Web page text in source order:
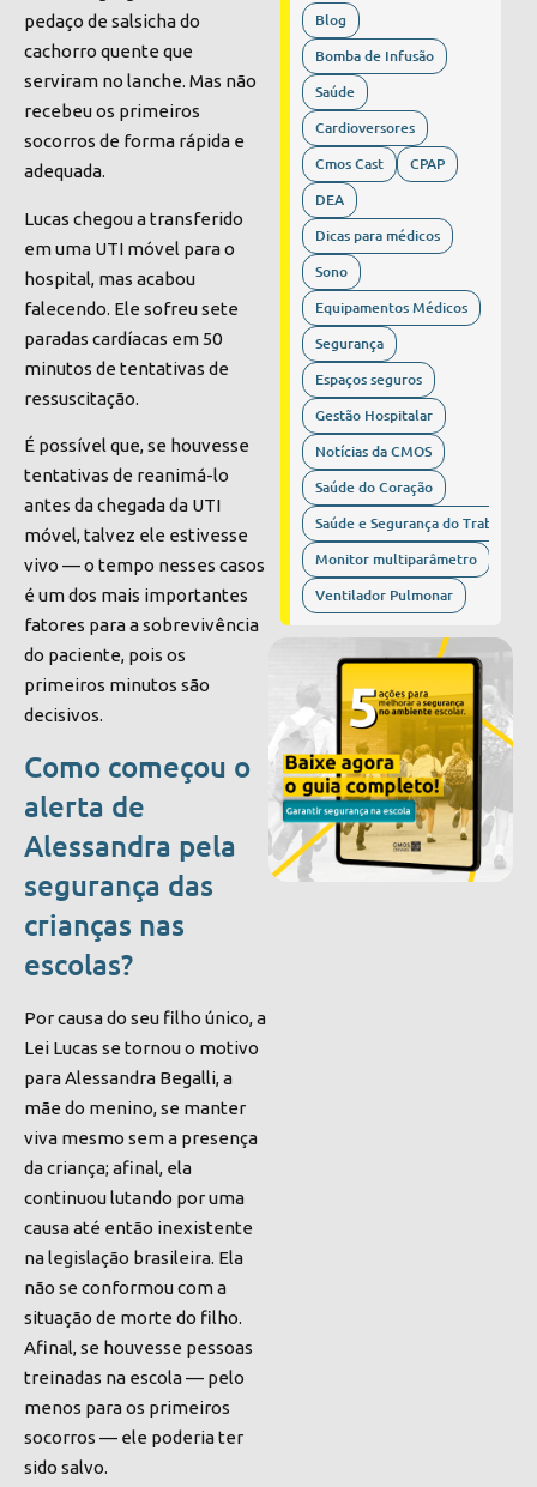
pedaço de salsicha do
cachorro quente que
serviram no lanche. Mas não
recebeu os primeiros
socorros de forma rápida e
adequada.
Lucas chegou a transferido
em uma UTI móvel para o
hospital, mas acabou
falecendo. Ele sofreu sete
paradas cardíacas em 50
minutos de tentativas de
ressuscitação.
É possível que, se houvesse
tentativas de reanimá-lo
antes da chegada da UTI
móvel, talvez ele estivesse
vivo — o tempo nesses casos
é um dos mais importantes
fatores para a sobrevivência
do paciente, pois os
primeiros minutos são
decisivos.
Como começou o
alerta de
Alessandra pela
segurança das
crianças nas
escolas?
Por causa do seu filho único, a
Lei Lucas se tornou o motivo
para Alessandra Begalli, a
mãe do menino, se manter
viva mesmo sem a presença
da criança; afinal, ela
continuoulutando por uma
causa até então inexistente
na legislação brasileira. Ela
não se conformou com a
situação de morte do filho.
Afinal, se houvesse pessoas
treinadas na escola — pelo
menos para os primeiros
socorros — ele poderia ter
sido salvo.
Blog
Bomba de Infusão
Saúde
Cardioversores
Cmos Cast
CPAP
DEA
Dicas para médicos
Sono
Equipamentos Médicos
Segurança
Espaços seguros
Gestão Hospitalar
Notícias da CMOS
Saúde do Coração
Saúde e Segurança do Trabalho
Monitor multiparâmetro
Ventilador Pulmonar